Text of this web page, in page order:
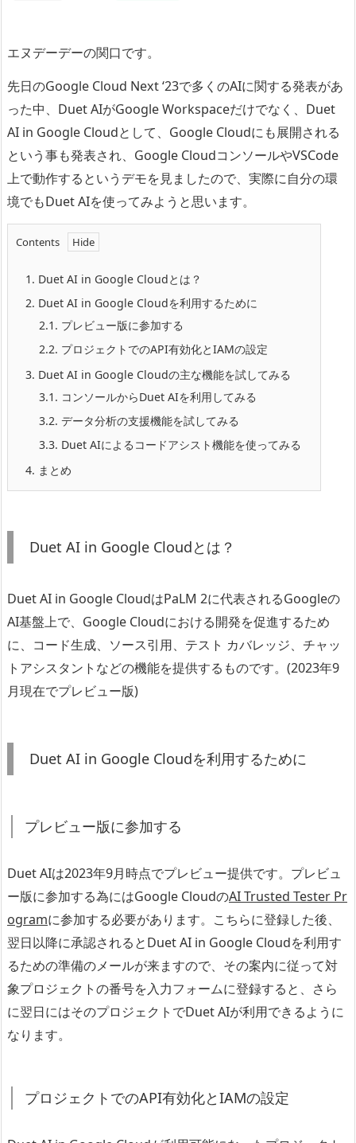
エヌデーデーの関口です。
先日のGoogle Cloud Next ‘23で多くのAIに関する発表があ
った中、Duet AIがGoogle Workspaceだけでなく、Duet
AI in Google Cloudとして、Google Cloudにも展開される
という事も発表され、Google CloudコンソールやVSCode
上で動作するというデモを見ましたので、実際に自分の環
境でもDuet AIを使ってみようと思います。
Contents
1. Duet AI in Google Cloudとは？
2. Duet AI in Google Cloudを利用するために
2.1. プレビュー版に参加する
2.2. プロジェクトでのAPI有効化とIAMの設定
3. Duet AI in Google Cloudの主な機能を試してみる
3.1. コンソールからDuet AIを利用してみる
3.2. データ分析の支援機能を試してみる
3.3. Duet AIによるコードアシスト機能を使ってみる
4. まとめ
Duet AI in Google Cloudとは？
Duet AI in Google CloudはPaLM 2に代表されるGoogleの
AI基盤上で、Google Cloudにおける開発を促進するため
に、コード生成、ソース引用、テスト カバレッジ、チャッ
トアシスタントなどの機能を提供するものです。(2023年9
月現在でプレビュー版)
Duet AI in Google Cloudを利用するために
プレビュー版に参加する
Duet AIは2023年9月時点でプレビュー提供です。プレビュ
ー版に参加する為にはGoogle CloudのAI Trusted Tester Pr
ogramに参加する必要があります。こちらに登録した後、
翌日以降に承認されるとDuet AI in Google Cloudを利用す
るための準備のメールが来ますので、その案内に従って対
象プロジェクトの番号を入力フォームに登録すると、さら
に翌日にはそのプロジェクトでDuet AIが利用できるように
なります。
プロジェクトでのAPI有効化とIAMの設定